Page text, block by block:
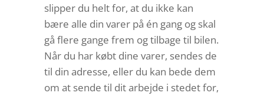
slipper du helt for, at du ikke kan
bære alle din varer på én gang og skal
gå flere gange frem og tilbage til bilen.
Når du har købt dine varer, sendes de
til din adresse, eller du kan bede dem
om at sende til dit arbejde i stedet for,